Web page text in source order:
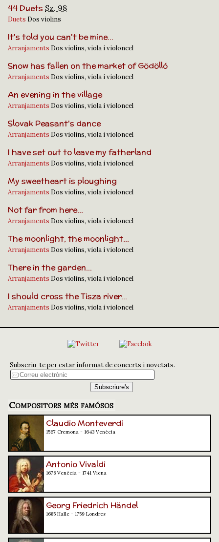
44 Duets Sz. 98
Duets Dos violins
It's told you can't be mine...
Arranjaments Dos violins, viola i violoncel
Snow has fallen on the market of Gödölló
Arranjaments Dos violins, viola i violoncel
An evening in the village
Arranjaments Dos violins, viola i violoncel
Slovak Peasant's dance
Arranjaments Dos violins, viola i violoncel
I have set out to leave my fatherland
Arranjaments Dos violins, viola i violoncel
My sweetheart is ploughing
Arranjaments Dos violins, viola i violoncel
Not far from here...
Arranjaments Dos violins, viola i violoncel
The moonlight, the moonlight...
Arranjaments Dos violins, viola i violoncel
There in the garden...
Arranjaments Dos violins, viola i violoncel
I should cross the Tisza river...
Arranjaments Dos violins, viola i violoncel
Subscriu-te per estar informat de concerts i novetats.
Compositors més famósos
Claudio Monteverdi
1567 Cremona - 1643 Venècia
Antonio Vivaldi
1678 Venècia - 1741 Viena
Georg Friedrich Händel
1685 Halle - 1759 Londres